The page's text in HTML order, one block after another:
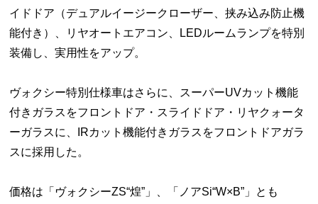
イドドア（デュアルイージークローザー、挟み込み防止機
能付き）、リヤオートエアコン、LEDルームランプを特別
装備し、実用性をアップ。
ヴォクシー特別仕様車はさらに、スーパーUVカット機能
付きガラスをフロントドア・スライドドア・リヤクォータ
ーガラスに、IRカット機能付きガラスをフロントドアガラ
スに採用した。
価格は「ヴォクシーZS“煌”」、「ノアSi“W×B”」とも